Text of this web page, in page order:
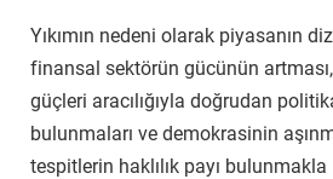
Yıkımın nedeni olarak piyasanın
finansal sektörün gücünün
güçleri aracılığıyla doğrudan
bulunmaları ve demokrasinin
tespitlerin haklılık payı